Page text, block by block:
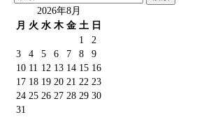
索:
2026年8月
月 火 水 木 金 土 日
1
2
3
4 5 6 7 8
9
10 11 12 13 14 15 16
17 18 19 20 21 22 23
24 25 26 27 28 29 30
31